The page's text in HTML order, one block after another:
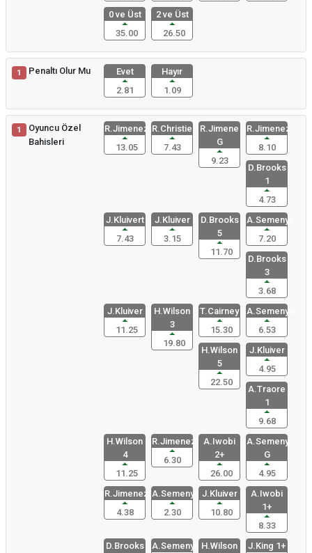
0 ve Üst
35.00
2 ve Üst
26.50
1 Penaltı Olur Mu
Evet
2.81
Hayır
1.09
1
Oyuncu Özel
Bahisleri
R.Jimenez
13.05
R.Christie
7.43
R.Jimene
G
9.23
R.Jimenez
8.10
D.Brooks
1
4.73
J.Kluivert
7.43
J.Kluiver
3.15
D.Brooks
5
11.70
A.Semenyo
7.20
D.Brooks
3
3.68
J.Kluiver
11.25
H.Wilson
3
19.80
T.Cairney
15.30
A.Semenyo
6.53
H.Wilson
5
22.50
J.Kluiver
4.95
A.Traore
1
9.68
H.Wilson
4
11.25
R.Jimenez
6.30
A.Iwobi
2+
26.00
A.Semeny
G
4.95
R.Jimenez
4.38
A.Semenyo
2.30
J.Kluiver
10.80
A.Iwobi
1+
8.33
D.Brooks
A.Semenyo
H.Wilson
J.King 1+